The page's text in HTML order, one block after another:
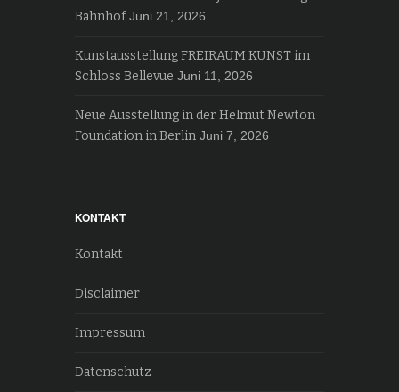
Bahnhof Juni 21, 2026
Kunstausstellung FREIRAUM KUNST im
Schloss Bellevue Juni 11, 2026
Neue Ausstellung in der Helmut Newton
Foundation in Berlin Juni 7, 2026
KONTAKT
Kontakt
Disclaimer
Impressum
Datenschutz